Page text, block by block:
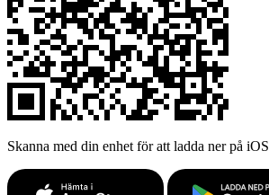
Skanna med din enhet för att ladda ner på